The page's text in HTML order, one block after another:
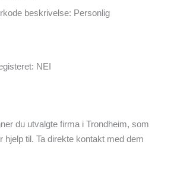
beskrivelse: Personlig
NEI
du utvalgte firma i Trondheim, som
hjelp til. Ta direkte kontakt med dem